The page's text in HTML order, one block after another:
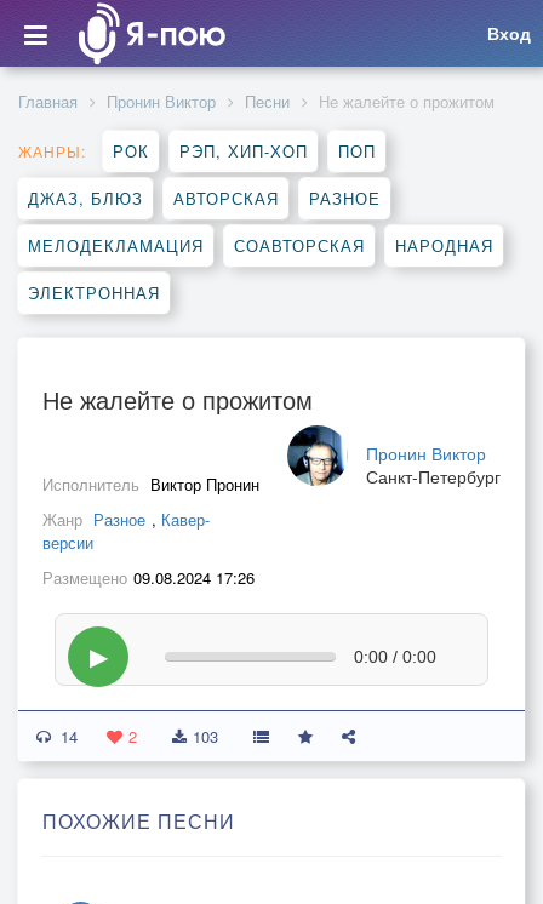
Вход
Главная Пронин Виктор Песни Не жалейте о прожитом
ЖАНРЫ: РОК РЭП, ХИП-ХОП ПОП
ДЖАЗ, БЛЮЗ АВТОРСКАЯ РАЗНОЕ
МЕЛОДЕКЛАМАЦИЯ СОАВТОРСКАЯ НАРОДНАЯ
ЭЛЕКТРОННАЯ
Не жалейте о прожитом
Пронин Виктор
Санкт-Петербург
Исполнитель Виктор Пронин
Жанр Разное , Кавер-
версии
Размещено 09.08.2024 17:26
▶ 0:00 / 0:00
14 2 103
ПОХОЖИЕ ПЕСНИ